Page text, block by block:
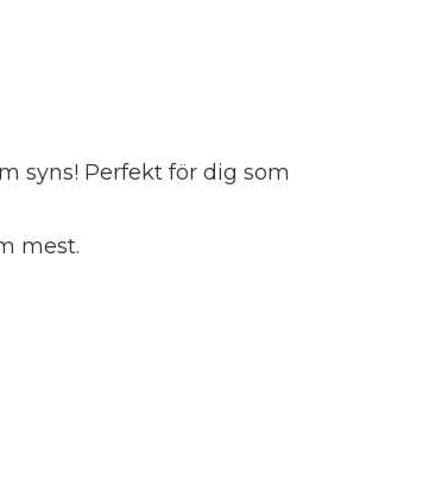
syns! Perfekt för dig som
mest.